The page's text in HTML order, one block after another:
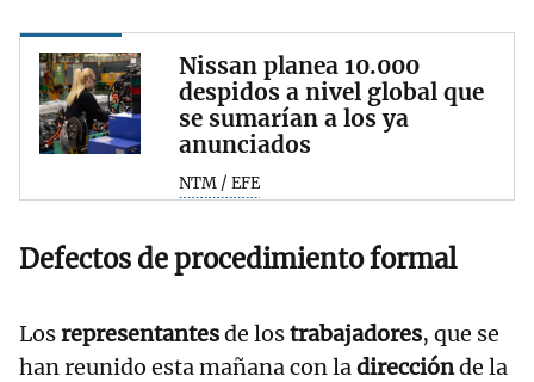
Nissan planea 10.000
despidos a nivel global que
se sumarían a los ya
anunciados
NTM / EFE
Defectos de procedimiento formal
Losrepresentantesde lostrabajadores, que se
han reunido esta mañana con ladirecciónde la